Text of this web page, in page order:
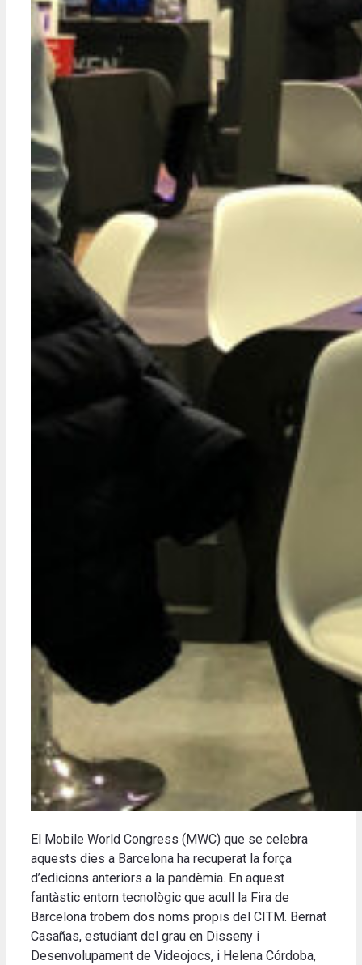
El Mobile World Congress (MWC) que se celebra
aquests dies a Barcelona ha recuperat la força
d’edicions anteriors a la pandèmia. En aquest
fantàstic entorn tecnològic que acull la Fira de
Barcelona trobem dos noms propis del CITM. Bernat
Casañas, estudiant del grau en Disseny i
Desenvolupament de Videojocs, i Helena Córdoba,